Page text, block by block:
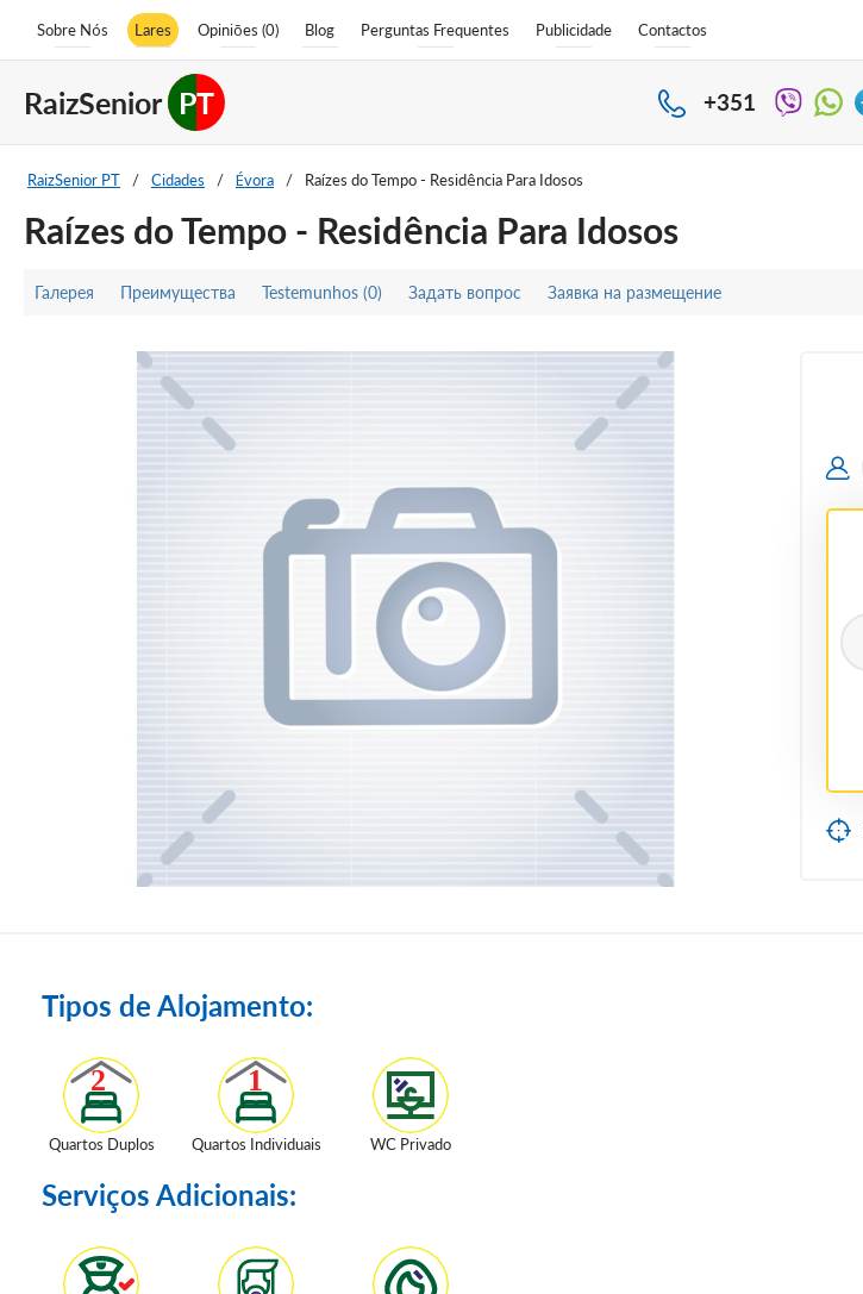
Sobre Nós Lares Opiniões (0) Blog Perguntas Frequentes Publicidade Contactos
RaizSenior PT +351
RaizSenior PT / Cidades / Évora / Raízes do Tempo - Residência Para Idosos
Raízes do Tempo - Residência Para Idosos
Галерея Преимущества Testemunhos (0) Задать вопрос Заявка на размещение
Tipos de Alojamento:
Quartos Duplos Quartos Individuais WC Privado
Serviços Adicionais: